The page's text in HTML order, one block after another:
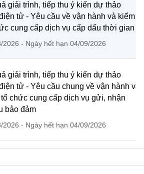
học và Công nghệ (MST)
Nguyễn Thị Hải Hằng
TTĐT - 18 Nguyễn Du, TP. Hà Nội
Bộ Khoa Học và Công Nghệ
khi phát hành lại thông tin từ
giải trình, tiếp thu ý kiến dự thảo
tử - Yêu cầu về vận hành và kiểm
cung cấp dịch vụ cấp dấu thời gian
2026 - Ngày hết hạn 04/09/2026
giải trình, tiếp thu ý kiến dự thảo
tử - Yêu cầu chung về vận hành và
chức cung cấp dịch vụ gửi, nhận
bảo đảm
2026 - Ngày hết hạn 04/09/2026